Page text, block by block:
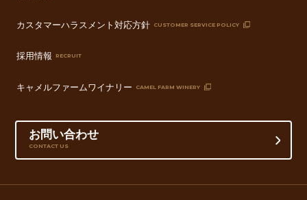
カスタマーハラスメント対応方針 CUSTOMER SERVICE POLICY
採用情報 RECRUIT
キャメルファームワイナリー CAMEL FARM WINERY
お問い合わせ
CONTACT US